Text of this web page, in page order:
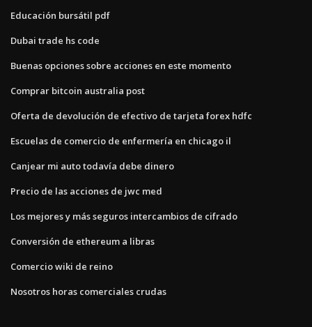
Educación bursátil pdf
Dubai trade hs code
Buenas opciones sobre acciones en este momento
Comprar bitcoin australia post
Oferta de devolución de efectivo de tarjeta forex hdfc
Escuelas de comercio de enfermería en chicago il
Canjear mi auto todavía debe dinero
Precio de las acciones de jwc med
Los mejores y más seguros intercambios de cifrado
Conversión de ethereum a libras
Comercio wiki de reino
Nosotros horas comerciales crudas